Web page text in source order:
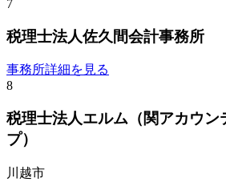
7
税理士法人佐久間会計事務所
事務所詳細を見る
8
税理士法人エルム（関アカウン
プ）
川越市